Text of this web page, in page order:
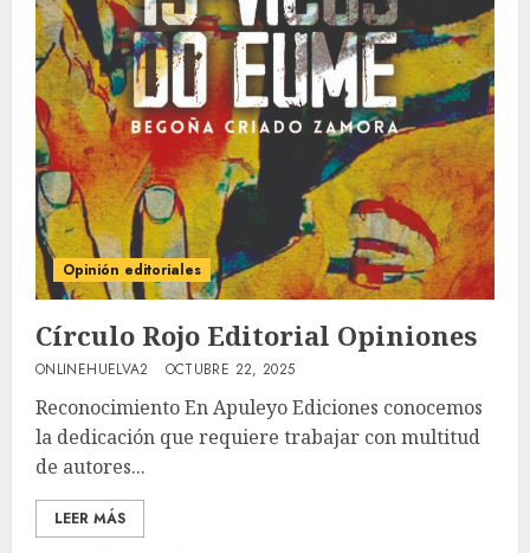
Opinión editoriales
Círculo Rojo Editorial Opiniones
ONLINEHUELVA2 OCTUBRE 22, 2025
Reconocimiento En Apuleyo Ediciones conocemos
la dedicación que requiere trabajar con multitud
de autores...
LEER MÁS